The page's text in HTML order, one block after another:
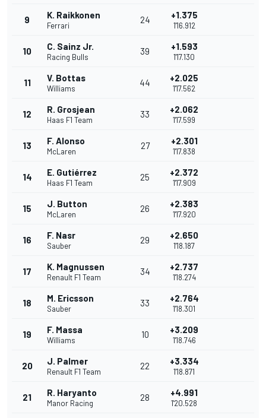
9 K. Raikkonen
Ferrari
24 +1.375
1'16.912
10 C. Sainz Jr.
Racing Bulls
39 +1.593
1'17.130
11 V. Bottas
Williams
44 +2.025
1'17.562
12 R. Grosjean
Haas F1 Team
33 +2.062
1'17.599
13 F. Alonso
McLaren
27 +2.301
1'17.838
14 E. Gutiérrez
Haas F1 Team
25 +2.372
1'17.909
15 J. Button
McLaren
26 +2.383
1'17.920
16 F. Nasr
Sauber
29 +2.650
1'18.187
17 K. Magnussen
Renault F1 Team
34 +2.737
1'18.274
18 M. Ericsson
Sauber
33 +2.764
1'18.301
19 F. Massa
Williams
10 +3.209
1'18.746
20 J. Palmer
Renault F1 Team
22 +3.334
1'18.871
21 R. Haryanto
Manor Racing
28 +4.991
1'20.528